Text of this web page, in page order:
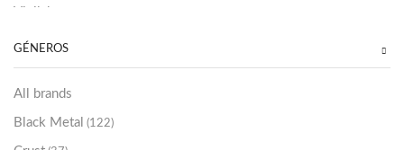
Vinilako
Sold Out
GÉNEROS
All brands
Black Metal (122)